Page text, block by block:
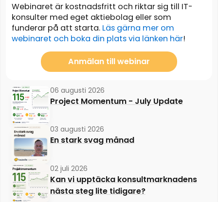
Webinaret är kostnadsfritt och riktar sig till IT-
konsulter med eget aktiebolag eller som
funderar på att starta. Läs gärna mer om
webinaret och boka din plats via länken här!
Anmälan till webinar
06 augusti 2026
Project Momentum - July Update
03 augusti 2026
En stark svag månad
02 juli 2026
Kan vi upptäcka konsultmarknadens
nästa steg lite tidigare?